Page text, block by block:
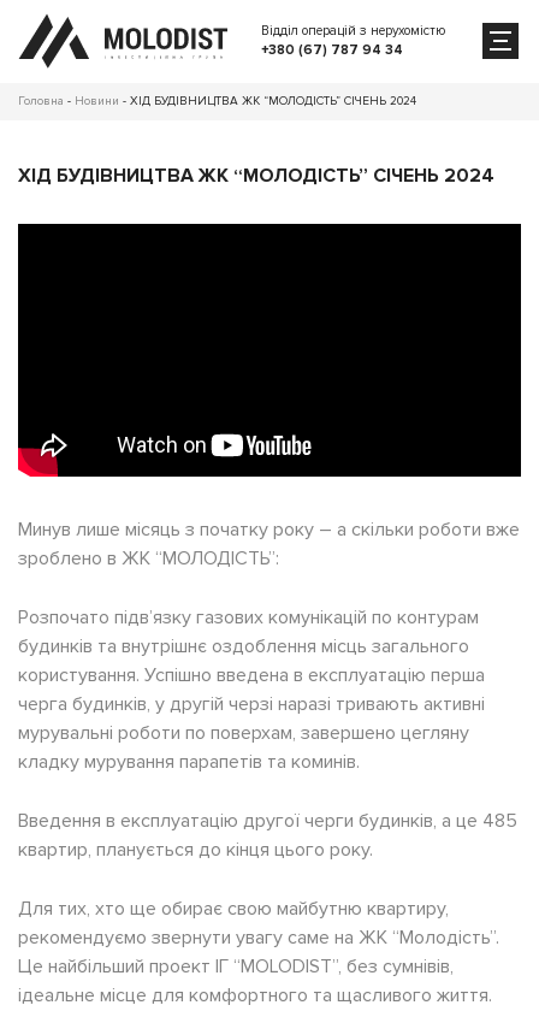
Відділ операцій з нерухомістю
+380 (67) 787 94 34
Головна - Новини - ХІД БУДІВНИЦТВА ЖК “МОЛОДІСТЬ” СІЧЕНЬ 2024
ХІД БУДІВНИЦТВА ЖК “МОЛОДІСТЬ” СІЧЕНЬ 2024
Минув лише місяць з початку року – а скільки роботи вже
зроблено в ЖК “МОЛОДІСТЬ”:
Розпочато підвʼязку газових комунікацій по контурам
будинків та внутрішнє оздоблення місць загального
користування. Успішно введена в експлуатацію перша
черга будинків, у другій черзі наразі тривають активні
мурувальні роботи по поверхам, завершено цегляну
кладку мурування парапетів та коминів.
Введення в експлуатацію другої черги будинків, а це 485
квартир, планується до кінця цього року.
Для тих, хто ще обирає свою майбутню квартиру,
рекомендуємо звернути увагу саме на ЖК “Молодість”.
Це найбільший проект ІГ “MOLODIST”, без сумнівів,
ідеальне місце для комфортного та щасливого життя.